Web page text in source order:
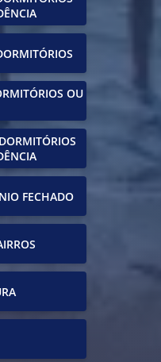
OU
FECHADO